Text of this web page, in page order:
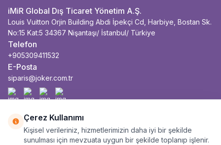
iMiR Global Dış Ticaret Yönetim A.Ş.
Louis Vuitton Orjin Building Abdi İpekçi Cd, Harbiye, Bostan Sk.
No:15 Kat:5 34367 Nişantaşı/ İstanbul/ Türkiye
Telefon
+905309411532
E-Posta
siparis@joker.com.tr
Facebook
İnstagram
YoutubeLinkedin
Çerez Kullanımı
Kişisel verileriniz, hizmetlerimizin daha iyi bir şekilde
sunulması için mevzuata uygun bir şekilde toplanıp işlenir.